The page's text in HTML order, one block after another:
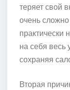
теряет свой
очень
на себя весь
сохраняя
Вторая